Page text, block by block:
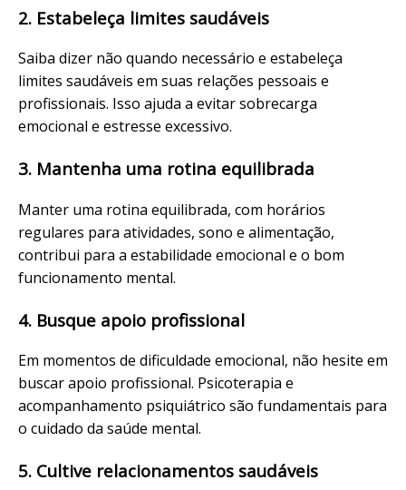
2. Estabeleça limites saudáveis
Saiba dizer não quando necessário e estabeleça
limites saudáveis em suas relações pessoais e
profissionais. Isso ajuda a evitar sobrecarga
emocional e estresse excessivo.
3. Mantenha uma rotina equilibrada
Manter uma rotina equilibrada, com horários
regulares para atividades, sono e alimentação,
contribui para a estabilidade emocional e o bom
funcionamento mental.
4. Busque apoio profissional
Em momentos de dificuldade emocional, não hesite em
buscar apoio profissional. Psicoterapia e
acompanhamento psiquiátrico são fundamentais para
o cuidado da saúde mental.
5. Cultive relacionamentos saudáveis